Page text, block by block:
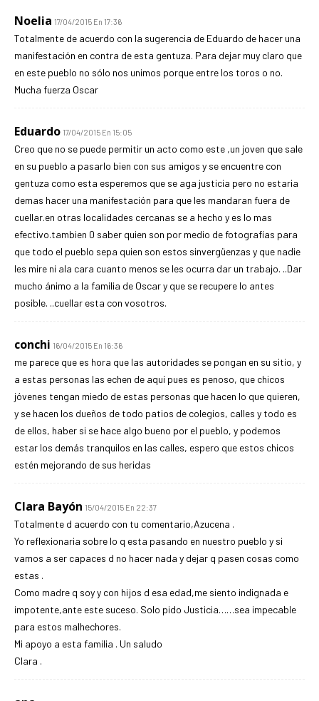
Noelia 17/04/2015 En 17:36
Totalmente de acuerdo con la sugerencia de Eduardo de hacer una
manifestación en contra de esta gentuza. Para dejar muy claro que
en este pueblo no sólo nos unimos porque entre los toros o no.
Mucha fuerza Oscar
Eduardo 17/04/2015 En 15:05
Creo que no se puede permitir un acto como este ,un joven que sale
en su pueblo a pasarlo bien con sus amigos y se encuentre con
gentuza como esta esperemos que se aga justicia pero no estaria
demas hacer una manifestación para que les mandaran fuera de
cuellar.en otras localidades cercanas se a hecho y es lo mas
efectivo.tambien 0 saber quien son por medio de fotografías para
que todo el pueblo sepa quien son estos sinvergüenzas y que nadie
les mire ni ala cara cuanto menos se les ocurra dar un trabajo. ..Dar
mucho ánimo a la familia de Oscar y que se recupere lo antes
posible. ..cuellar esta con vosotros.
conchi 16/04/2015 En 16:36
me parece que es hora que las autoridades se pongan en su sitio, y
a estas personas las echen de aquí pues es penoso, que chicos
jóvenes tengan miedo de estas personas que hacen lo que quieren,
y se hacen los dueños de todo patios de colegios, calles y todo es
de ellos, haber si se hace algo bueno por el pueblo, y podemos
estar los demás tranquilos en las calles, espero que estos chicos
estén mejorando de sus heridas
Clara Bayón 15/04/2015 En 22:37
Totalmente d acuerdo con tu comentario,Azucena .
Yo reflexionaria sobre lo q esta pasando en nuestro pueblo y si
vamos a ser capaces d no hacer nada y dejar q pasen cosas como
estas .
Como madre q soy y con hijos d esa edad,me siento indignada e
impotente,ante este suceso. Solo pido Justicia……sea impecable
para estos malhechores.
Mi apoyo a esta familia . Un saludo
Clara .